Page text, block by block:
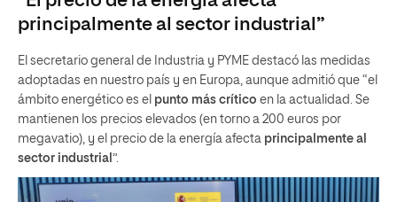
principalmente al sector industrial”
El secretario general de Industria y PYME destacó las medidas
adoptadas en nuestro país y en Europa, aunque admitió que “el
ámbito energético es el punto más crítico en la actualidad. Se
mantienen los precios elevados (en torno a 200 euros por
megavatio), y el precio de la energía afecta principalmente al
sector industrial ”.